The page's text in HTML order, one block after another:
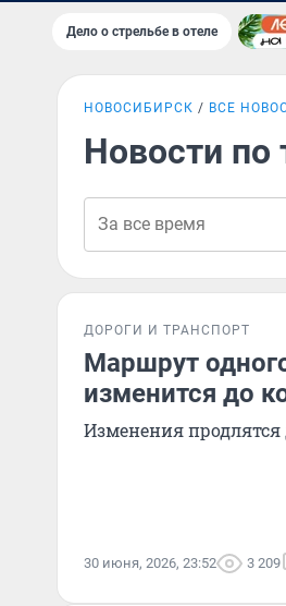
Дело о стрельбе в отеле
НОВОСИБИРСК ВСЕ
Новости по
ДОРОГИ И ТРАНСПОРТ
Маршрут
изменится до
Изменения продлятся
30 июня, 2026, 23:52 3 209